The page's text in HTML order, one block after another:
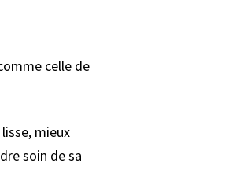
celle de
mieux
soin de sa